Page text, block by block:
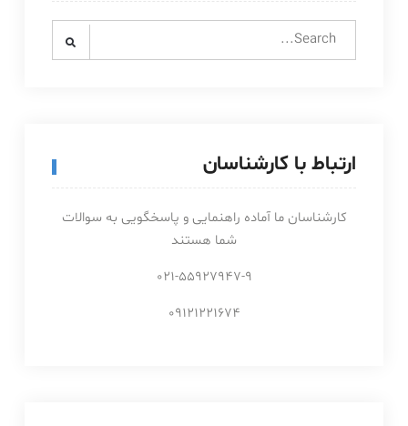
Search
ارتباط با کارشناسان
کارشناسان ما آماده راهنمایی و پاسخگویی به سوالات
شما هستند
021-55927947-9
09121221674